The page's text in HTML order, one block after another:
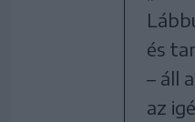
és
– áll
az